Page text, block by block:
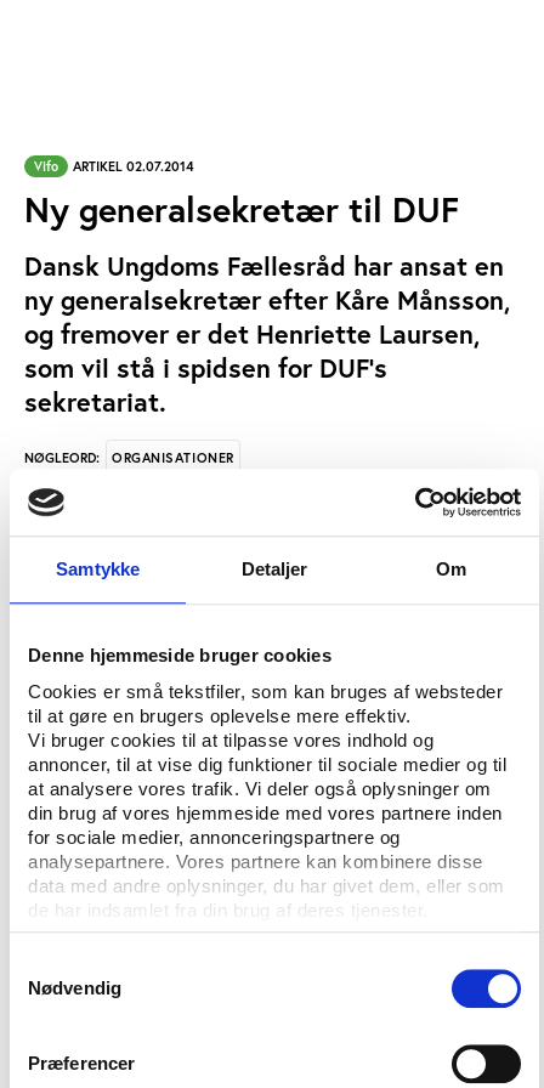
Samtykke Detaljer Om
Denne hjemmeside bruger cookies
Cookies er små tekstfiler, som kan bruges af websteder
til at gøre en brugers oplevelse mere effektiv.
Vi bruger cookies til at tilpasse vores indhold og
annoncer, til at vise dig funktioner til sociale medier og til
at analysere vores trafik. Vi deler også oplysninger om
din brug af vores hjemmeside med vores partnere inden
for sociale medier, annonceringspartnere og
analysepartnere. Vores partnere kan kombinere disse
data med andre oplysninger, du har givet dem, eller som
de har indsamlet fra din brug af deres tjenester.
Nødvendig
Præferencer
Vifo ARTIKEL 02.07.2014
Ny generalsekretær til DUF
Dansk Ungdoms Fællesråd har ansat en
ny generalsekretær efter Kåre Månsson,
og fremover er det Henriette Laursen,
som vil stå i spidsen for DUF’s
sekretariat.
NØGLEORD: ORGANISATIONER
Dansk Ungdoms Fællesråds nye generalsekretær,
Henriette Laursen, har været direktør for AIDS-
Her bliver hendes opgaver at understøtte den
politiske ledelse og arbejde for at indfri
organisationens strategiske mål, skriver DUF på sin
hjemmeside.
Henriette Laursen tager over fra den nuværende
generalsekretær Kåre Månsson, som har valgt at
fratræde sin stilling efter syv år i spidsen for
organisationen.